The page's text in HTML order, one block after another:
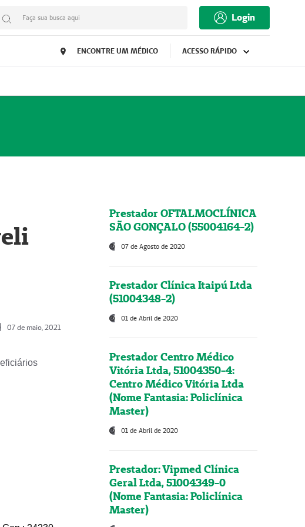
Faça sua busca aqui Login
ENCONTRE UM MÉDICO ACESSO RÁPIDO
07 de maio, 2021
Prestador OFTALMOCLÍNICA
SÃO GONÇALO (55004164-2)
07 de Agosto de 2020
Prestador Clínica Itaipú Ltda
(51004348-2)
01 de Abril de 2020
Prestador Centro Médico
Vitória Ltda, 51004350-4:
Centro Médico Vitória Ltda
(Nome Fantasia: Policlínica
Master)
01 de Abril de 2020
Prestador: Vipmed Clínica
Geral Ltda, 51004349-0
(Nome Fantasia: Policlínica
Master)